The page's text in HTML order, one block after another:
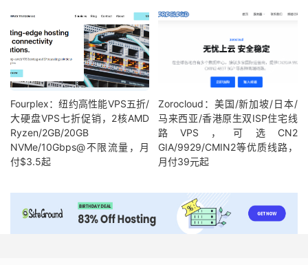
Fourplex：纽约高性能VPS五折/
大硬盘VPS七折促销，2核AMD
Ryzen/2GB/20GB
NVMe/10Gbps@不限流量，月
付$3.5起
Zorocloud：美国/新加坡/日本/
马来西亚/香港原生双ISP住宅线
路VPS，可选CN2
GIA/9929/CMIN2等优质线路，
月付39元起